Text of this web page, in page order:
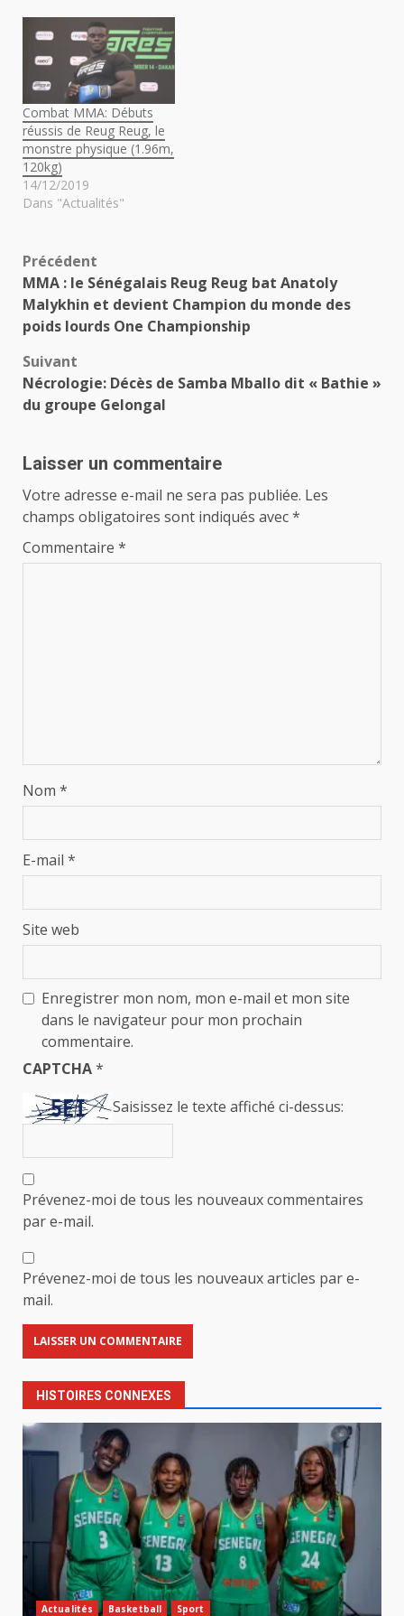
Combat MMA: Débuts
réussis de Reug Reug, le
monstre physique (1.96m,
120kg)
14/12/2019
Dans "Actualités"
Navigation
d’article
Précédent
MMA : le Sénégalais Reug Reug bat Anatoly
Malykhin et devient Champion du monde des
poids lourds One Championship
Suivant
Nécrologie: Décès de Samba Mballo dit « Bathie »
du groupe Gelongal
Laisser un commentaire
Votre adresse e-mail ne sera pas publiée. Les
champs obligatoires sont indiqués avec*
Commentaire *
Nom *
E-mail *
Site web
Enregistrer mon nom, mon e-mail et mon site
dans le navigateur pour mon prochain
commentaire.
CAPTCHA*
Saisissez le texte affiché ci-dessus:
Prévenez-moi de tous les nouveaux commentaires
par e-mail.
Prévenez-moi de tous les nouveaux articles par e-
mail.
HISTOIRES CONNEXES
Actualités Basketball Sport